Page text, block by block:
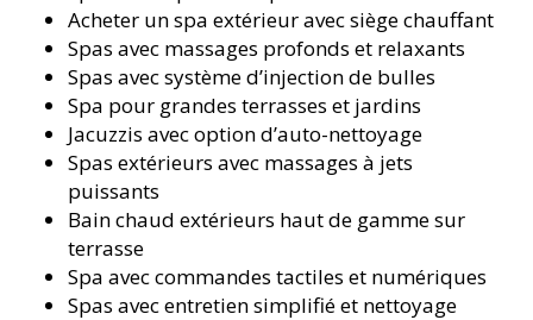
Acheter un spa extérieur avec siège chauffant
Spas avec massages profonds et relaxants
Spas avec système d’injection de bulles
Spa pour grandes terrasses et jardins
Jacuzzis avec option d’auto-nettoyage
Spas extérieurs avec massages à jets
puissants
Bain chaud extérieurs haut de gamme sur
terrasse
Spa avec commandes tactiles et numériques
Spas avec entretien simplifié et nettoyage